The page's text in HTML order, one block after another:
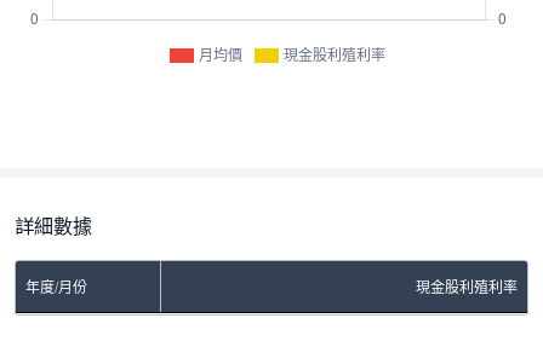
月均價 現金股利殖利率
詳細數據
年度/月份 現金股利殖利率